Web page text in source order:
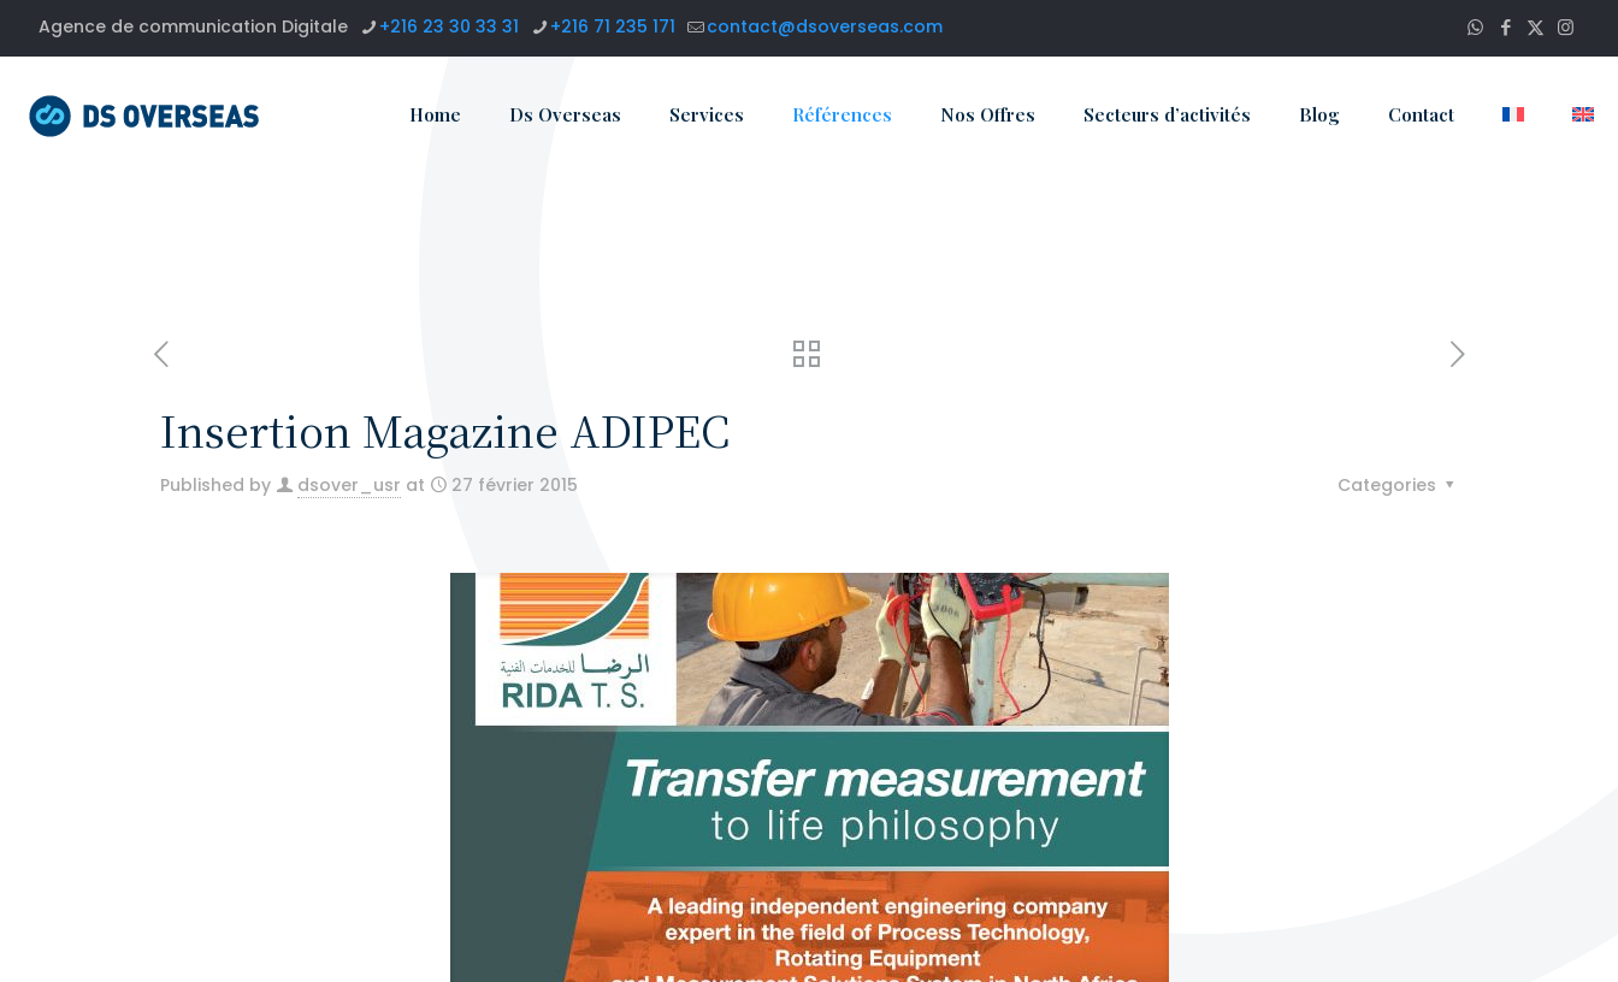
Agence de communication Digitale +216 23 30 33 31 +216 71 235 171 contact@dsoverseas.com
Home Ds Overseas Services Références Nos Offres Secteurs d’activités Blog Contact
Insertion Magazine ADIPEC
Published by dsover_usr at 27 février 2015 Categories